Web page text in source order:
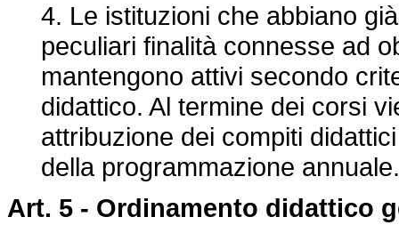
4. Le istituzioni che abbiano
peculiari finalità connesse ad
mantengono attivi secondo
didattico. Al termine dei corsi
attribuzione dei compiti
della programmazione annuale.
Art. 5 - Ordinamento didattico